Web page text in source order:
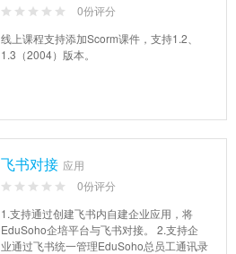
0份评分
线上课程支持添加Scorm课件，支持1.2、
1.3（2004）版本。
飞书对接 应用
0份评分
1.支持通过创建飞书内自建企业应用，将
EduSoho企培平台与飞书对接。 2.支持企
业通过飞书统一管理EduSoho总员工通讯录